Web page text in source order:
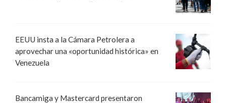
EEUU insta a la Cámara Petrolera a
aprovechar una «oportunidad histórica» en
Venezuela
Bancamiga y Mastercard presentaron